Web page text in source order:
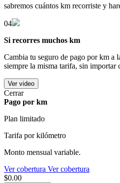
sabremos cuántos km recorriste y
04
Si recorres muchos km
Cambia tu seguro de pago por km a
siempre la misma tarifa, sin importar
Ver video
Cerrar
Pago por km
Plan limitado
Tarifa por kilómetro
Monto mensual variable.
Ver cobertura Ver cobertura
$0.00